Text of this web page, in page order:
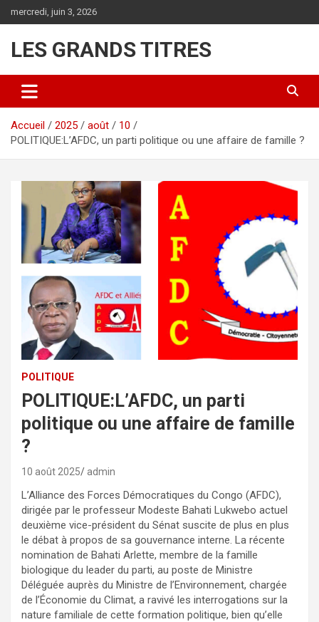
au
mercredi, juin 3, 2026
LES GRANDS TITRES
Accueil 2025 août
10
POLITIQUE:L’AFDC, un parti politique ou une affaire de famille ?
POLITIQUE
POLITIQUE:L’AFDC, un parti
politique ou une affaire de famille
?
10 août 2025 admin
L’Alliance des Forces Démocratiques du Congo (AFDC),
dirigée par le professeur Modeste Bahati Lukwebo actuel
deuxième vice-président du Sénat suscite de plus en plus
le débat à propos de sa gouvernance interne. La récente
nomination de Bahati Arlette, membre de la famille
biologique du leader du parti, au poste de Ministre
Déléguée auprès du Ministre de l’Environnement, chargée
de l’Économie du Climat, a ravivé les interrogations sur la
nature familiale de cette formation politique, bien qu’elle